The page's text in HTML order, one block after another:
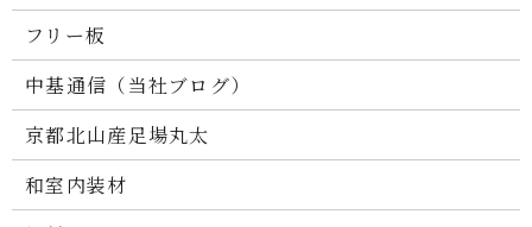
フリー板
中基通信（当社ブログ）
京都北山産足場丸太
和室内装材